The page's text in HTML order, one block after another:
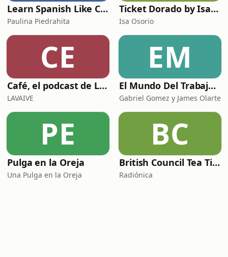
Learn Spanish Like Crazy Podcast
Paulina Piedrahita
Ticket Dorado by Isa Osorio
Isa Osorio
CE
Café, el podcast de Lavaive
LAVAIVE
EM
El Mundo Del Trabajo y la bioética laboral
Gabriel Gomez y James Olarte
PE
Pulga en la Oreja
Una Pulga en la Oreja
BC
British Council Tea Time
Radiónica